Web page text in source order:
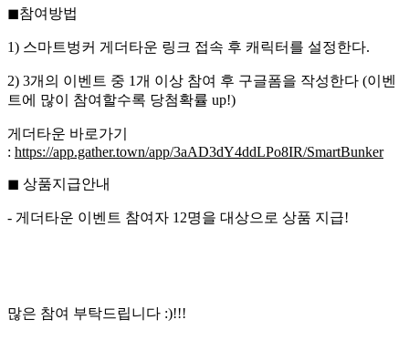
◼참여방법
1) 스마트벙커 게더타운 링크 접속 후 캐릭터를 설정한다.
2) 3개의 이벤트 중 1개 이상 참여 후 구글폼을 작성한다 (이벤
트에 많이 참여할수록 당첨확률 up!)
게더타운 바로가기
: https://app.gather.town/app/3aAD3dY4ddLPo8IR/SmartBunker
◼ 상품지급안내
- 게더타운 이벤트 참여자 12명을 대상으로 상품 지급!
많은 참여 부탁드립니다 :)!!!